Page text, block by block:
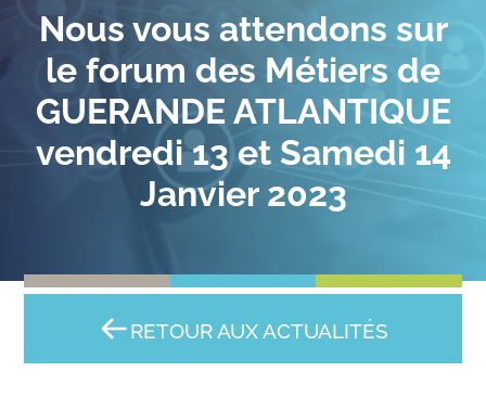
Nous vous attendons sur
le forum des Métiers de
GUERANDE ATLANTIQUE
vendredi 13 et Samedi 14
Janvier 2023
RETOUR AUX ACTUALITÉS